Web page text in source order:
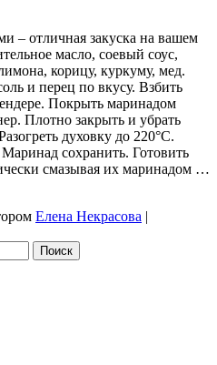
– отличная закуска на вашем
масло, соевый соус,
корицу, куркуму, мед.
и перец по вкусу. Взбить
Покрыть маринадом
Плотно закрыть и убрать
духовку до 220°C.
сохранить. Готовить
смазывая их маринадом …
Елена Некрасова |